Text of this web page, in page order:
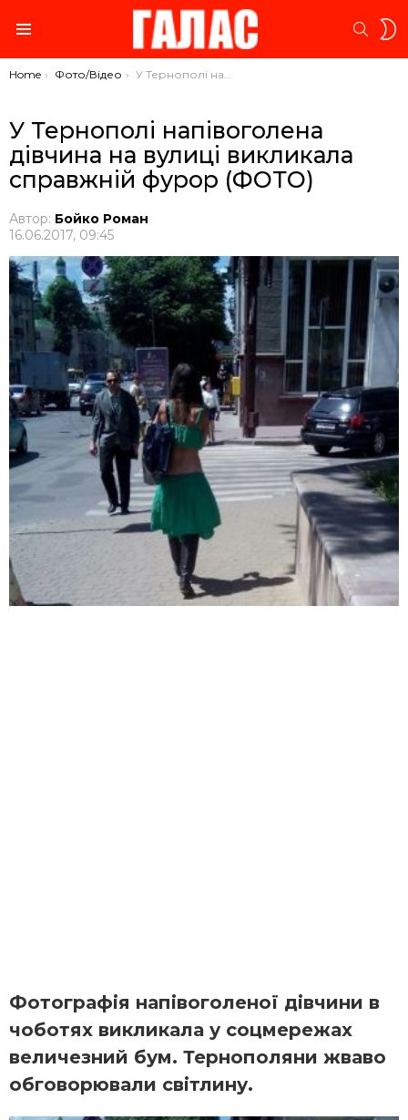
You are here:
Home Фото/Відео У Тернополі напівоголена дівчина на вулиці викликала справжній фурор (ФОТО)
У Тернополі напівоголена
дівчина на вулиці викликала
справжній фурор (ФОТО)
Автор: Бойко Роман
16.06.2017, 09:45
Фотографія напівоголеної дівчини в
чоботях викликала у соцмережах
величезний бум. Тернополяни жваво
обговорювали світлину.